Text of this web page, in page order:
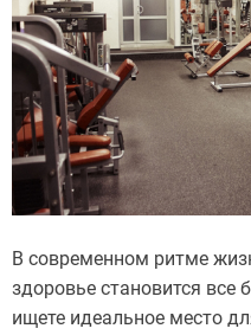
В современном ритме
здоровье становится все
ищете идеальное место